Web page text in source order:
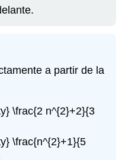
a partir de la
\frac{2 n^{2}+2}{3
\frac{n^{2}+1}{5